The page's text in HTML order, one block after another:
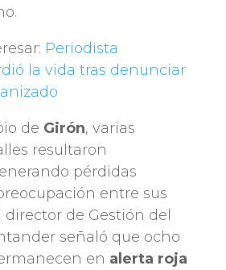
Periodista
la vida tras denunciar
de Girón, varias
resultaron
pérdidas
entre sus
director de Gestión del
señaló que ocho
en alerta roja